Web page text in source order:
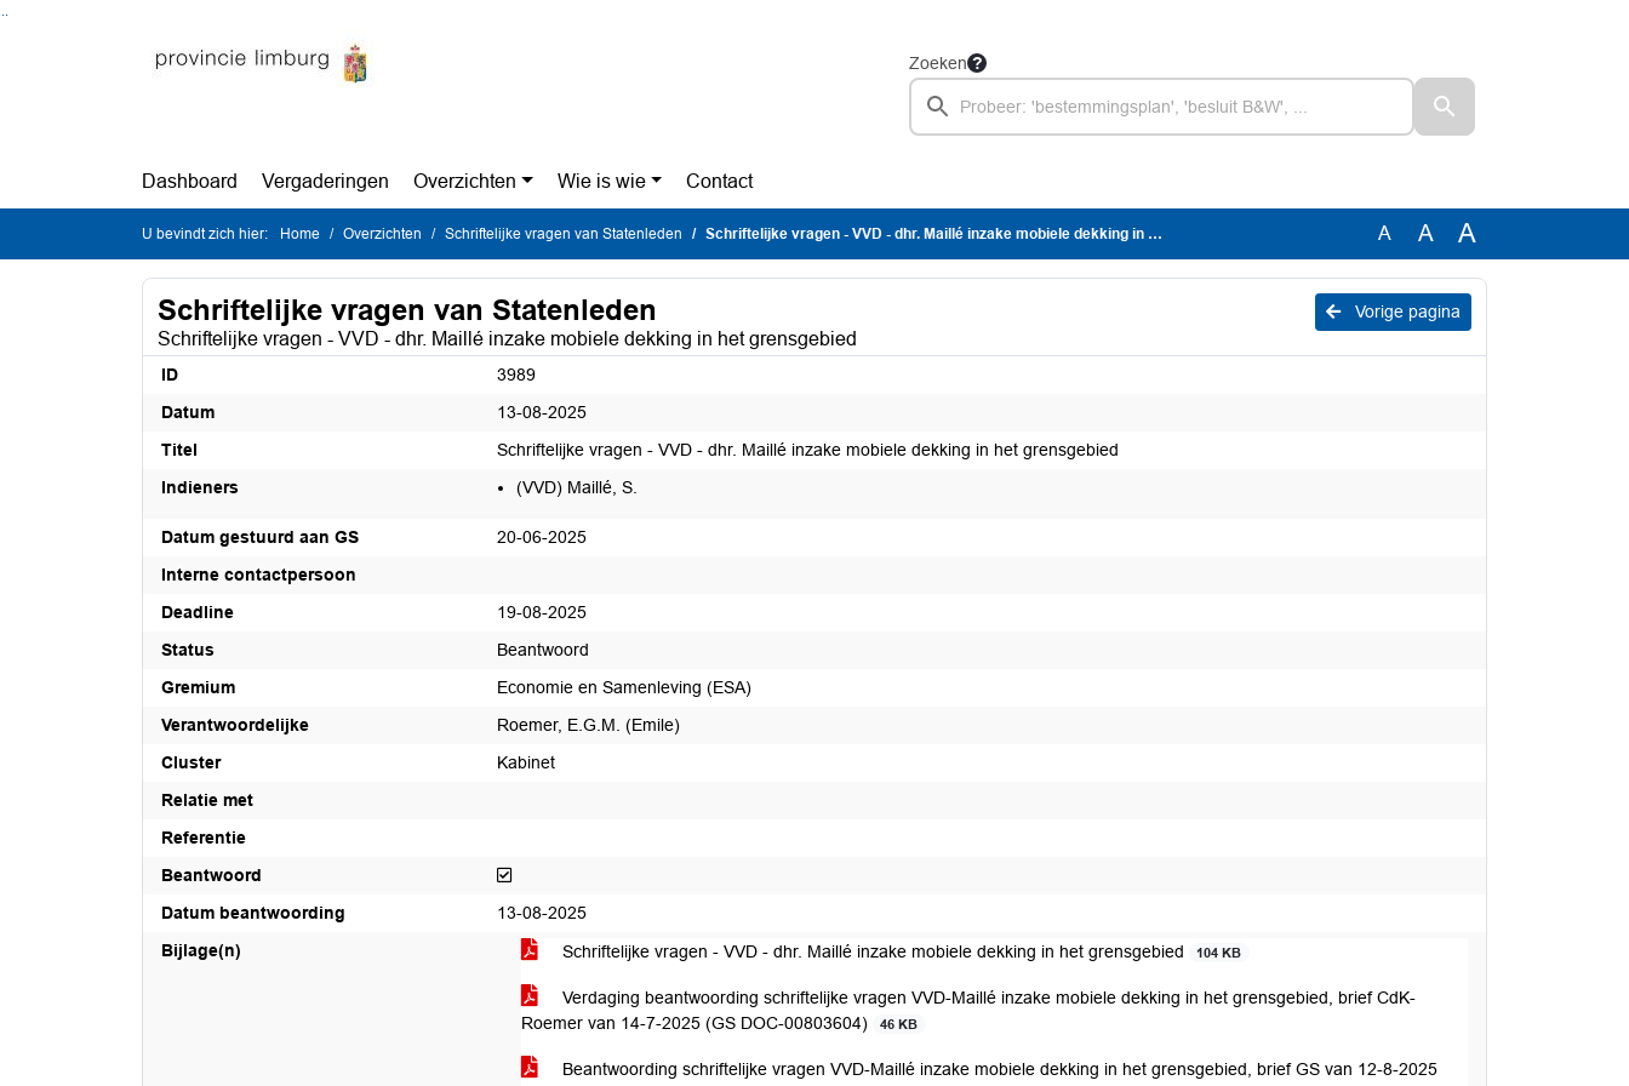
Zoeken
Dashboard Vergaderingen Overzichten Wie is wie Contact
U bevindt zich hier: Home Overzichten Schriftelijke vragen van Statenleden Schriftelijke vragen - VVD - dhr. Maillé inzake mobiele dekking in het grensgebied A A A
Vorige pagina
Schriftelijke vragen van Statenleden
Schriftelijke vragen - VVD - dhr. Maillé inzake mobiele dekking in het grensgebied
ID
3989
Datum
13-08-2025
Titel
Schriftelijke vragen - VVD - dhr. Maillé inzake mobiele dekking in het grensgebied
Indieners
(VVD) Maillé, S.
Datum gestuurd aan GS
20-06-2025
Interne contactpersoon
Deadline
19-08-2025
Status
Beantwoord
Gremium
Economie en Samenleving (ESA)
Verantwoordelijke
Roemer, E.G.M. (Emile)
Cluster
Kabinet
Relatie met
Referentie
Beantwoord
Beantwoord
Datum beantwoording
13-08-2025
Bijlage(n)
Schriftelijke vragen - VVD - dhr. Maillé inzake mobiele dekking in het grensgebied 104 KB
Verdaging beantwoording schriftelijke vragen VVD-Maillé inzake mobiele dekking in het grensgebied, brief CdK-
Roemer van 14-7-2025 (GS DOC-00803604)
46 KB
Beantwoording schriftelijke vragen VVD-Maillé inzake mobiele dekking in het grensgebied, brief GS van 12-8-2025